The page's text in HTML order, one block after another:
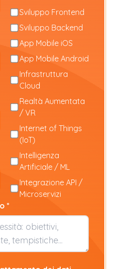
Sviluppo Frontend
Sviluppo Backend
App Mobile iOS
App Mobile Android
Infrastruttura
Cloud
Realtà Aumentata
/ VR
Internet of Things
(IoT)
Intelligenza
Artificiale / ML
Integrazione API /
Microservizi
*